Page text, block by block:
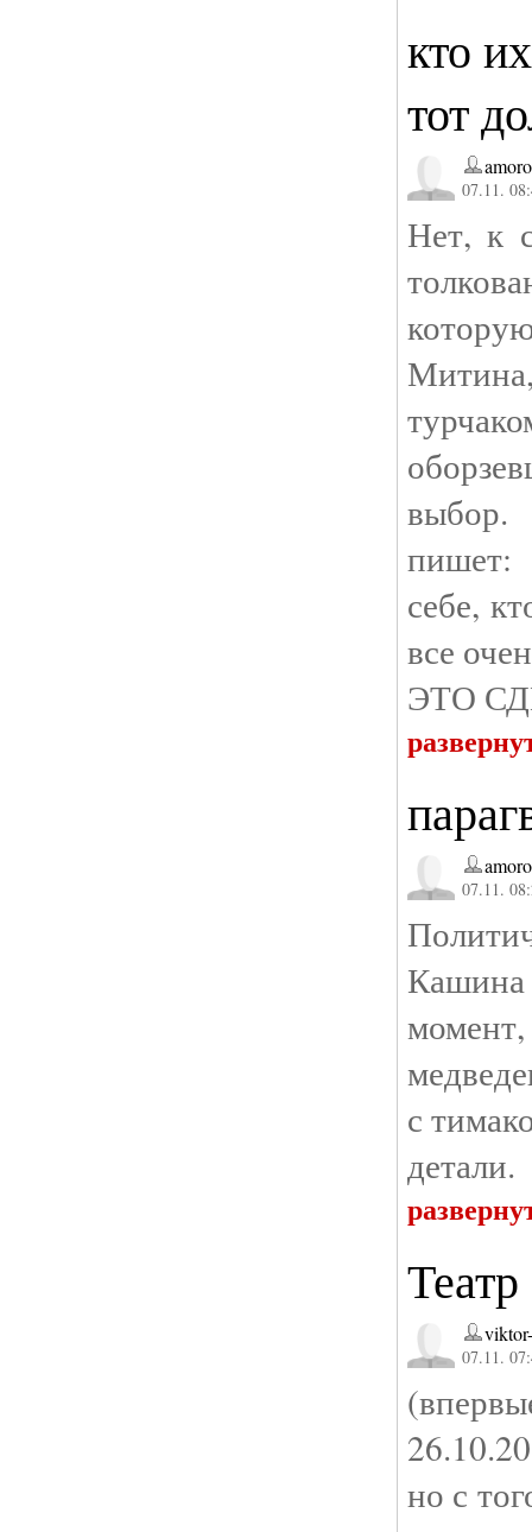
кто
тот
07.11.
Нет, к
пишет:
себе,
все
ЭТО
07.11.
с
детали.
07.11.
но с